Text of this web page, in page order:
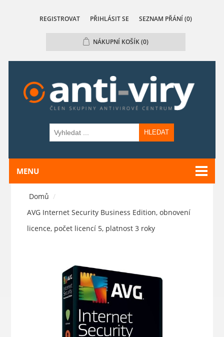
REGISTROVAT PŘIHLÁSIT SE SEZNAM PŘÁNÍ (0)
NÁKUPNÍ KOŠÍK(0)
HLEDAT
MENU
Domů /
AVG Internet Security Business Edition, obnovení
licence, počet licencí 5, platnost 3 roky